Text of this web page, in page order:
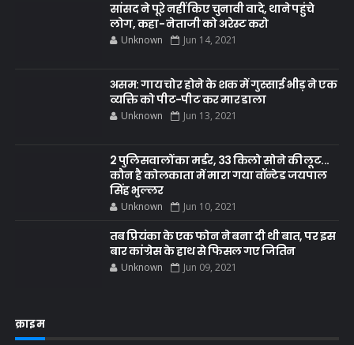
सांसद ने पूरे नहीं किए चुनावी वादे, थाने पहुंचे
लोग, कहा- नेताजी को अरेस्ट करो
Unknown Jun 14, 2021
असम: गाय चोर होने के शक में गुस्साई भीड़ ने एक
व्यक्ति को पीट-पीट कर मार डाला
Unknown Jun 13, 2021
2 पुलिसवालों का मर्डर, 33 किलो सोने की लूट...
कौन है कोलकाता में मारा गया वॉन्टेड जयपाल
सिंह भुल्लर
Unknown Jun 10, 2021
तब प्रियंका के एक फोन ने बना दी थी बात, पर इस
बार कांग्रेस के हाथ से फिसल गए जितिन
Unknown Jun 09, 2021
क्राइम